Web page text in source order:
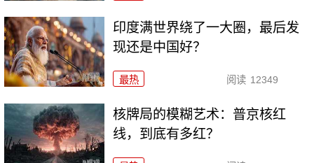
印度满世界绕了一大圈，最后发
现还是中国好？
最热 阅读 12349
核牌局的模糊艺术：普京核红
线，到底有多红？